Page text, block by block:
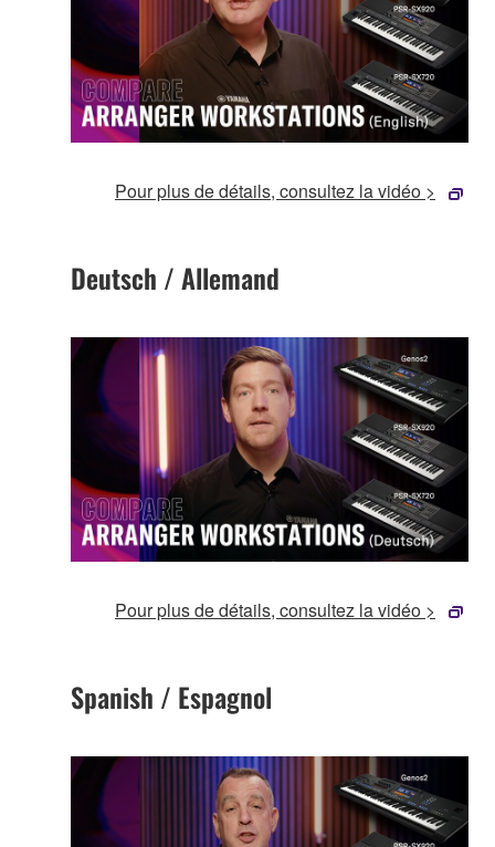
Pour plus de détails, consultez la vidéo >
Deutsch / Allemand
Pour plus de détails, consultez la vidéo >
Spanish / Espagnol